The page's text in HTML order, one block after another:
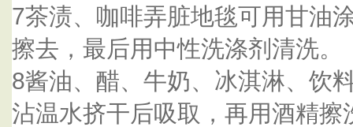
7茶渍、咖啡弄脏地毯可用甘油
擦去，最后用中性洗涤剂清洗。
8酱油、醋、牛奶、冰淇淋、饮
沾温水挤干后吸取，再用酒精擦